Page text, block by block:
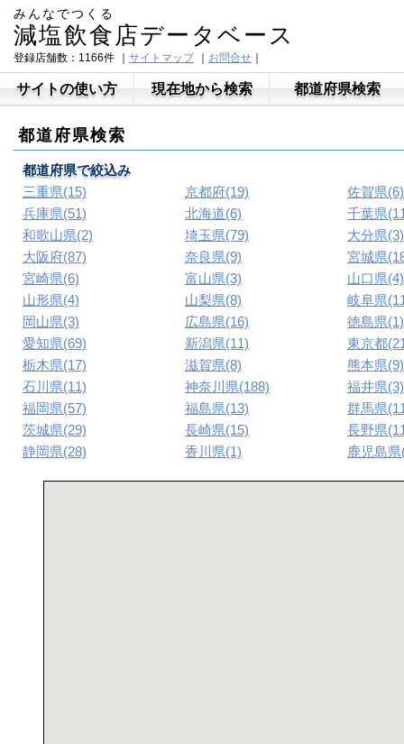
みんなでつくる
減塩飲食店データベース
登録店舗数：1166件 サイトマップ お問合せ
サイトの使い方 現在地から検索 都道府県検索
都道府県検索
都道府県で絞込み
三重県(15)
京都府(19)
佐賀県(6)
兵庫県(51)
北海道(6)
千葉県
和歌山県(2)
埼玉県(79)
大分県(3)
大阪府(87)
奈良県(9)
宮城県
宮崎県(6)
富山県(3)
山口県(4)
山形県(4)
山梨県(8)
岐阜県
岡山県(3)
広島県(16)
徳島県(1)
愛知県(69)
新潟県(11)
東京都
栃木県(17)
滋賀県(8)
熊本県(9)
石川県(11)
神奈川県(188)
福井県(3)
福岡県(57)
福島県(13)
群馬県
茨城県(29)
長崎県(15)
長野県
静岡県(28)
香川県(1) 鹿児島